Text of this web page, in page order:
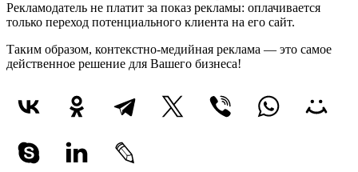
Рекламодатель не платит за показ рекламы: оплачивается
только переход потенциального клиента на его сайт.
Таким образом, контекстно-медийная реклама — это самое
действенное решение для Вашего бизнеса!